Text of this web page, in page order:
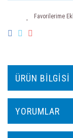
ÜRÜN BILGISI
YORUMLAR